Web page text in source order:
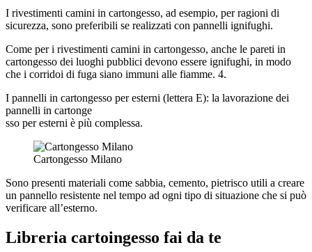
I rivestimenti camini in cartongesso, ad esempio, per ragioni di
sicurezza, sono preferibili se realizzati con pannelli ignifughi.
Come per i rivestimenti camini in cartongesso, anche le pareti in
cartongesso dei luoghi pubblici devono essere ignifughi, in modo
che i corridoi di fuga siano immuni alle fiamme. 4.
I pannelli in cartongesso per esterni (lettera E): la lavorazione dei
pannelli in cartonge
sso per esterni è più complessa.
Cartongesso Milano
Sono presenti materiali come sabbia, cemento, pietrisco utili a creare
un pannello resistente nel tempo ad ogni tipo di situazione che si può
verificare all’esterno.
Libreria cartoingesso fai da te